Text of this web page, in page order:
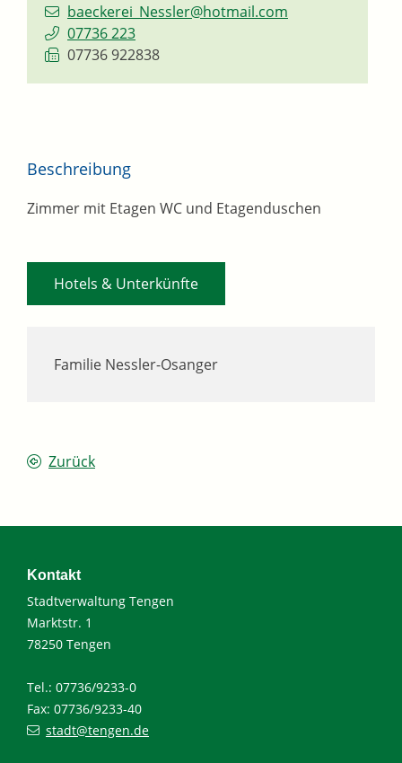
baeckerei_Nessler@hotmail.com
07736 223
07736 922838
Familie Nessler-Osanger
Beschreibung
Zimmer mit Etagen WC und Etagenduschen
Hotels & Unterkünfte
Zurück
Kontakt
Stadtverwaltung Tengen
Marktstr. 1
78250 Tengen
Tel.: 07736/9233-0
Fax: 07736/9233-40
stadt@tengen.de